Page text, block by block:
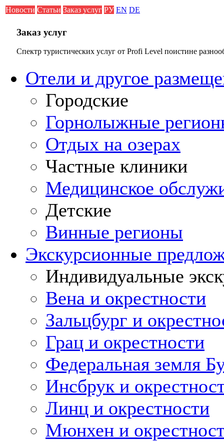
Новости Статьи Заказ услуг РУ EN DE
Заказ услуг
Спектр туристических услуг от Profi Level поистине
Отели и другое
Городские
Горнолыжные
Отдых на озерах
Частные клиники
Медицинское
Детские
Винные регионы
Экскурсионные
Индивидуальные
Вена и окрестности
Зальцбург и
Грац и окрестности
Федеральная земля
Инсбрук и
Линц и окрестности
Мюнхен и